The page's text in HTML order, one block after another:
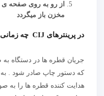
از رو به روی صفحه ی
مخزن باز میگردد
در پرینترهای CIJ چه زمانی چاپ انجام میشود ؟
جریان قطره ها در دستگاه
که دستور چاپ صادر شود .
هدایت کننده قطره ها را به